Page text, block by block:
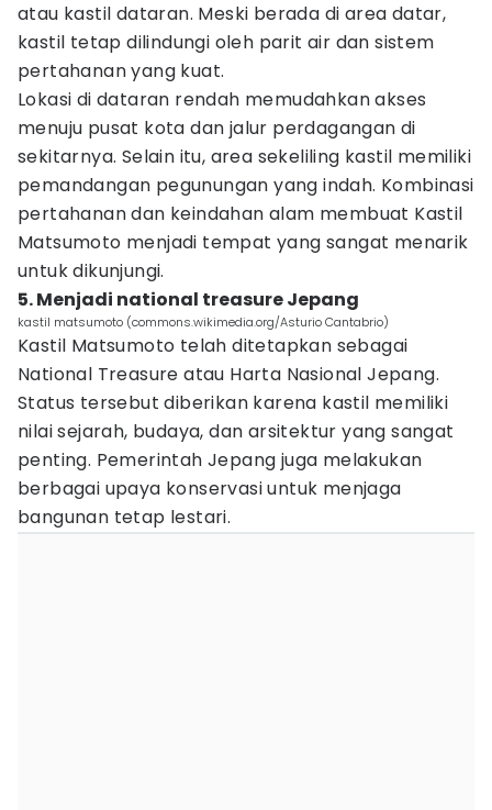
atau kastil dataran. Meski berada di area datar,
kastil tetap dilindungi oleh parit air dan sistem
pertahanan yang kuat.
Lokasi di dataran rendah memudahkan akses
menuju pusat kota dan jalur perdagangan di
sekitarnya. Selain itu, area sekeliling kastil memiliki
pemandangan pegunungan yang indah. Kombinasi
pertahanan dan keindahan alam membuat Kastil
Matsumoto menjadi tempat yang sangat menarik
untuk dikunjungi.
5. Menjadi national treasure Jepang
kastil matsumoto (commons.wikimedia.org/Asturio Cantabrio)
Kastil Matsumoto telah ditetapkan sebagai
National Treasure atau Harta Nasional Jepang.
Status tersebut diberikan karena kastil memiliki
nilai sejarah, budaya, dan arsitektur yang sangat
penting. Pemerintah Jepang juga melakukan
berbagai upaya konservasi untuk menjaga
bangunan tetap lestari.